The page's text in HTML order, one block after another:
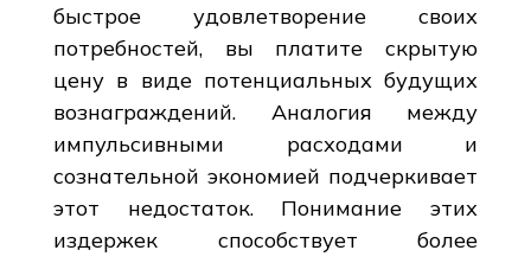
быстрое удовлетворение своих
потребностей, вы платите скрытую
цену в виде потенциальных будущих
вознаграждений. Аналогия между
импульсивными расходами и
сознательной экономией подчеркивает
этот недостаток. Понимание этих
издержек способствует более